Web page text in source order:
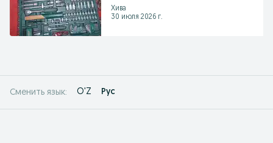
Хива
30 июля 2026 г.
Сменить язык: O'Z Рус